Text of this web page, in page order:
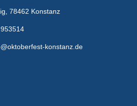
78462 Konstanz
konstanz.de